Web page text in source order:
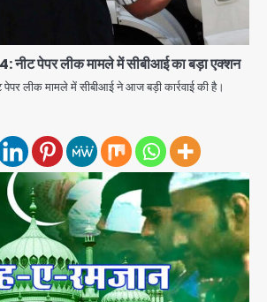
पेपर लीक मामले में सीबीआई का बड़ा एक्शन
लीक मामले में सीबीआई ने आज बड़ी कार्रवाई की है।
अब पहला स्थान हासिल करना लक्ष्य: डीएम
28 साल बाद कानून के शिकंजे में आया हत्या का
फरार आरोपी
Team JHJ